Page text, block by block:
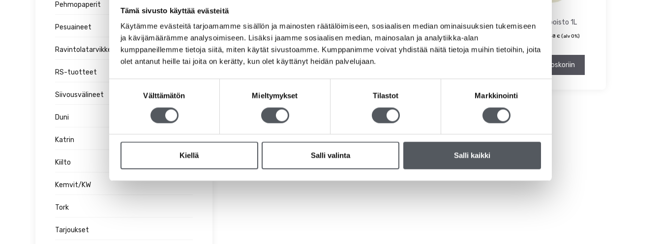
Tämä sivusto käyttää evästeitä
Käytämme evästeitä tarjoamamme sisällön ja mainosten räätälöimiseen, sosiaalisen median ominaisuuksien tukemiseen
ja kävijämäärämme analysoimiseen. Lisäksi jaamme sosiaalisen median, mainosalan ja analytiikka-alan
kumppaneillemme tietoja siitä, miten käytät sivustoamme. Kumppanimme voivat yhdistää näitä tietoja muihin tietoihin, joita
olet antanut heille tai joita on kerätty, kun olet käyttänyt heidän palvelujaan.
Välttämätön Mieltymykset Tilastot Markkinointi
Kiellä Salli valinta Salli kaikki
Kiilto Oven Rinse
Uuninhuuhteluaine 5L
67,64
Lisää ostoskoriin
Kiilto Oven Wash
Uuninpuhdistusaine 5L
KW Kalkinpoisto 1L
9,48€ (alv 0%)
Lisää ostoskoriin
Pehmopaperit
Pesuaineet
Ravintolatarvikkeet
RS-tuotteet
Siivousvälineet
Duni
Katrin
Kiilto
Kemvit/KW
Tork
Tarjoukset